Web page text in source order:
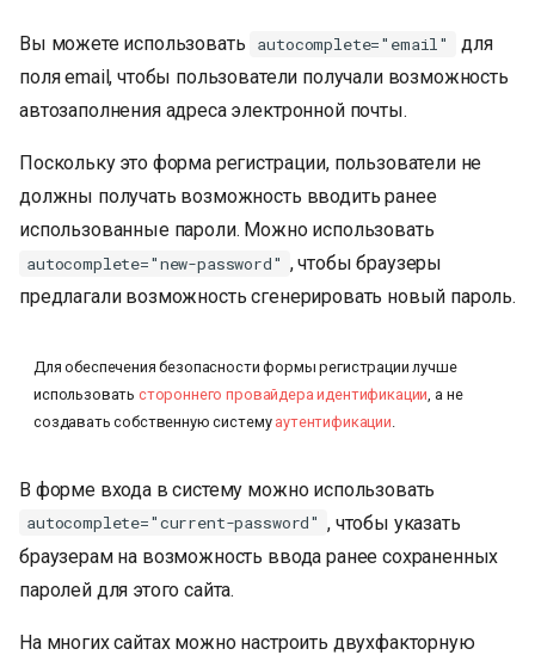
Вы можете использовать autocomplete="email"
для
поля email, чтобы пользователи получали возможность
автозаполнения адреса электронной почты.
Поскольку это форма регистрации, пользователи не
должны получать возможность вводить ранее
использованные пароли. Можно использовать
autocomplete="new-password" , чтобы браузеры
предлагали возможность сгенерировать новый пароль.
Для обеспечения безопасности формы регистрации лучше
использовать стороннего провайдера идентификации , а не
создавать собственную систему аутентификации
В форме входа в систему можно использовать
autocomplete="current-password" , чтобы указать
браузерам на возможность ввода ранее сохраненных
паролей для этого сайта.
На многих сайтах можно настроить двухфакторную